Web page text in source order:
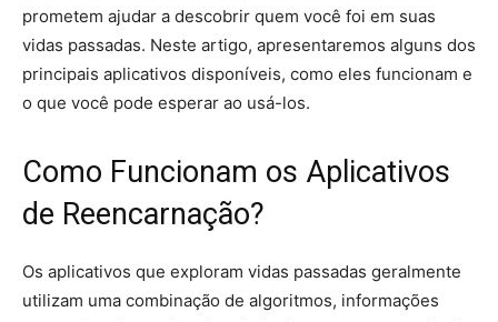
prometem ajudar a descobrir quem você foi em suas
vidas passadas. Neste artigo, apresentaremos alguns dos
principais aplicativos disponíveis, como eles funcionam e
o que você pode esperar ao usá-los.
Como Funcionam os Aplicativos
de Reencarnação?
Os aplicativos que exploram vidas passadas geralmente
utilizam uma combinação de algoritmos, informações